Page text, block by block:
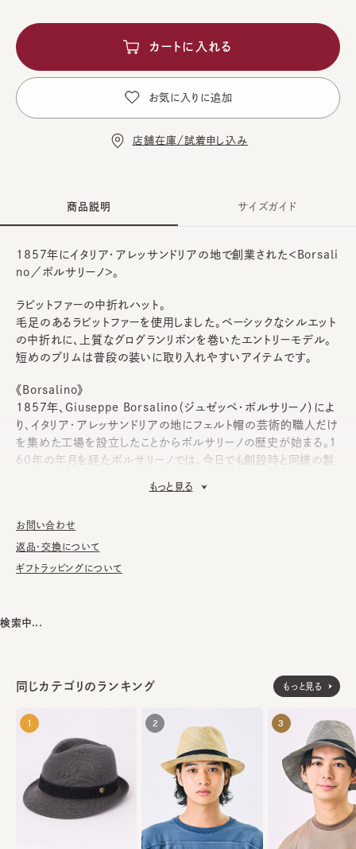
カートに入れる
お気に入りに追加
店舗在庫/試着申し込み
商品説明
1857年にイタリア・アレッサンドリアの地で創業された＜Borsali
no／ボルサリーノ＞。
ラビットファーの中折れハット。
毛足のあるラビットファーを使用しました。ベーシックなシルエット
の中折れに、上質なグログランリボンを巻いたエントリーモデル。
短めのブリムは普段の装いに取り入れやすいアイテムです。
《Borsalino》
1857年、Giuseppe Borsalino（ジュゼッペ・ボルサリーノ）によ
り、イタリア・アレッサンドリアの地にフェルト帽の芸術的職人だけ
を集めた工場を設立したことからボルサリーノの歴史が始まる。1
60年の年月を経たボルサリーノでは、今日でも創設時と同様の製
ぎ、それらの道具とともに受け継がれた伝統の技術はボルサリー
素材
本体：毛100%
生産国
もっと見る
サイズガイド
お問い合わせ
返品・交換について
ギフトラッピングについて
同じカテゴリのランキング もっと見る
1 2 3
検索中...